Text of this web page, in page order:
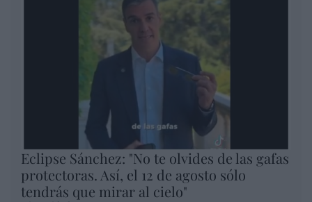
Eclipse Sánchez: "No te olvides de las gafas
protectoras. Así, el 12 de agosto sólo
tendrás que mirar al cielo"